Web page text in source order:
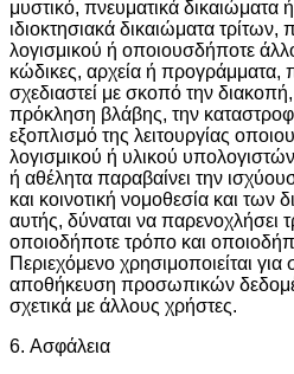
μυστικό, πνευματικά δικαιώματα
ιδιοκτησιακά δικαιώματα τρίτων,
λογισμικού ή οποιουσδήποτε
κώδικες, αρχεία ή προγράμματα,
σχεδιαστεί με σκοπό την
πρόκληση βλάβης, την
εξοπλισμό της λειτουργίας
λογισμικού ή υλικού
ή αθέλητα παραβαίνει την
και κοινοτική νομοθεσία και των
αυτής, δύναται να παρενοχλήσει
οποιοδήποτε τρόπο και
Περιεχόμενο χρησιμοποιείται
αποθήκευση προσωπικών
σχετικά με άλλους χρήστες.
6. Ασφάλεια